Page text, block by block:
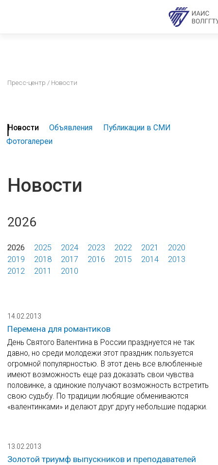
Пресс-центр / Новости
Новости Объявления
Публикации в СМИ
Фотогалереи
Новости
2026
2026 2025 2024 2023 2022 2021
2020
2019
2018 2017 2016 2015 2014
2013
2012
2011 2010
14.02.2013
Перемена для романтиков
День Святого Валентина в России празднуется не так
давно, но среди молодежи этот праздник пользуется
огромной популярностью. В этот день все влюбленные
имеют возможность еще раз доказать свои чувства
половинке, а одинокие получают возможность встретить
свою судьбу. По традиции любящие обмениваются
«валентинками» и делают друг другу небольшие подарки.
13.02.2013
Золотой триумф выпускников и преподавателей